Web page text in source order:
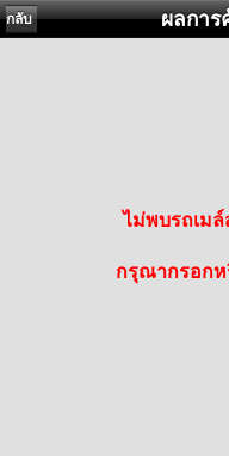
กลับ ผลการ
ไม่พบรถเม
กรุณากรอกห